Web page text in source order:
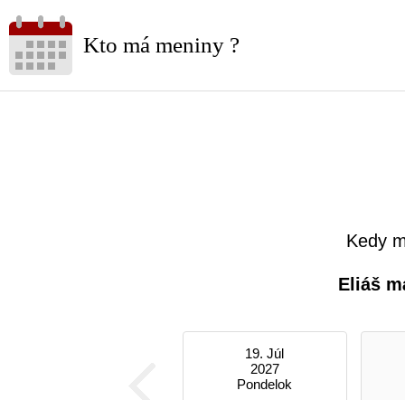
Kto má meniny ?
Kedy
Eliáš
19. Júl
2027
Pondelok